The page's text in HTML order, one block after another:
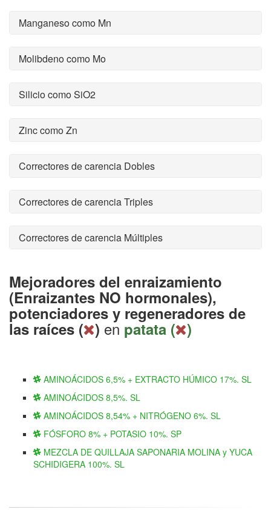
Manganeso como Mn
Molibdeno como Mo
Silicio como SiO2
Zinc como Zn
Correctores de carencia Dobles
Correctores de carencia Triples
Correctores de carencia Múltiples
Mejoradores del enraizamiento
(Enraizantes NO hormonales),
potenciadores y regeneradores de
las raíces ( ) en patata ( )
AMINOÁCIDOS 6,5% + EXTRACTO HÚMICO 17%. SL
AMINOÁCIDOS 8,5%. SL
AMINOÁCIDOS 8,54% + NITRÓGENO 6%. SL
FÓSFORO 8% + POTASIO 10%. SP
MEZCLA DE QUILLAJA SAPONARIA MOLINA y YUCA
SCHIDIGERA 100%. SL